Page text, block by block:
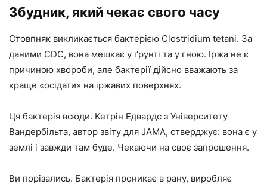
Збудник, який чекає свого часу
Стовпняк викликається бактерією Clostridium tetani. За
даними CDC, вона мешкає у ґрунті та у гною. Іржа не є
причиною хвороби, але бактерії дійсно вважають за
краще «осідати» на іржавих поверхнях.
Ця бактерія всюди. Кетрін Едвардс з Університету
Вандербільта, автор звіту для JAMA, стверджує: вона є у
землі і завжди там буде. Чекаючи на своє запрошення.
Ви порізались. Бактерія проникає в рану, виробляє